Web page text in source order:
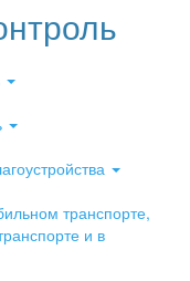
транспорте,
и в